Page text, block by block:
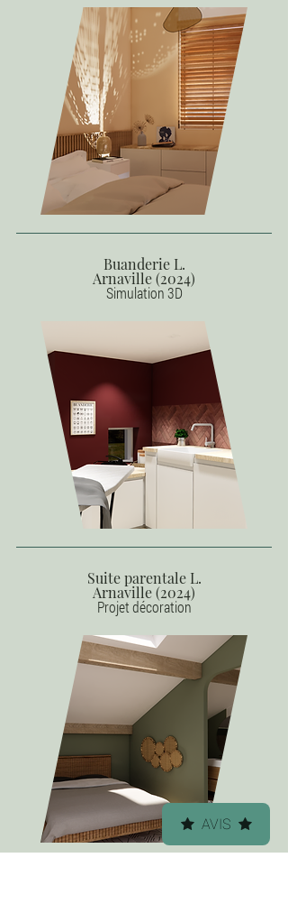
Buanderie L.
Arnaville (2024)
Simulation 3D
Suite parentale L.
Arnaville (2024)
Projet décoration
AVIS